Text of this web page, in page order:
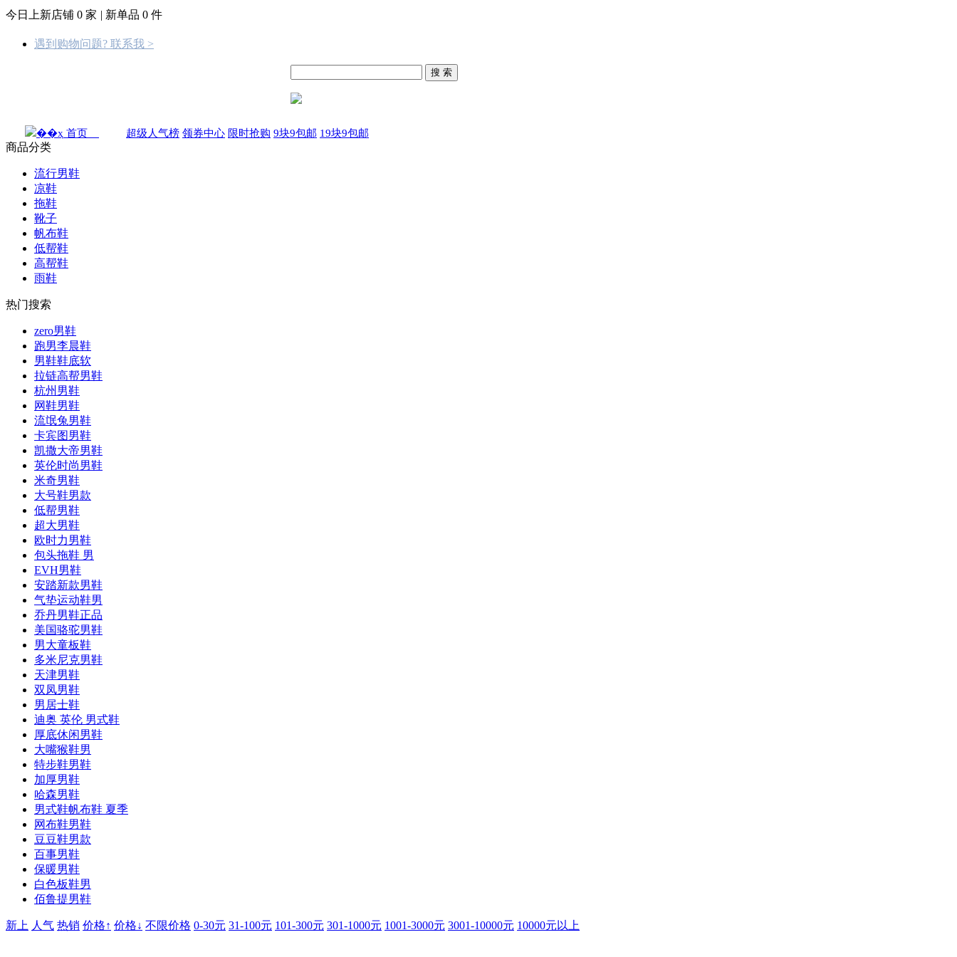
今日上新店铺 0 家 | 新单品 0 件
遇到购物问题? 联系我 >
搜 索
首页 超级人气榜 领券中心 限时抢购 9块9包邮 19块9包邮
商品分类
流行男鞋
凉鞋
拖鞋
靴子
帆布鞋
低帮鞋
高帮鞋
雨鞋
热门搜索
zero男鞋
跑男李晨鞋
男鞋鞋底软
拉链高帮男鞋
杭州男鞋
网鞋男鞋
流氓兔男鞋
卡宾图男鞋
凯撒大帝男鞋
英伦时尚男鞋
米奇男鞋
大号鞋男款
低帮男鞋
超大男鞋
欧时力男鞋
包头拖鞋 男
EVH男鞋
安踏新款男鞋
气垫运动鞋男
乔丹男鞋正品
美国骆驼男鞋
男大童板鞋
多米尼克男鞋
天津男鞋
双凤男鞋
男居士鞋
迪奥 英伦 男式鞋
厚底休闲男鞋
大嘴猴鞋男
特步鞋男鞋
加厚男鞋
哈森男鞋
男式鞋帆布鞋 夏季
网布鞋男鞋
豆豆鞋男款
百事男鞋
保暖男鞋
白色板鞋男
佰鲁提男鞋
新上 人气 热销 价格↑ 价格↓ 不限价格 0-30元 31-100元 101-300元 301-1000元 1001-3000元 3001-10000元 10000元以上